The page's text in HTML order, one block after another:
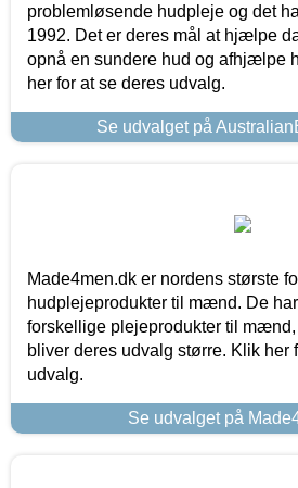
problemløsende hudpleje og det
1992. Det er deres mål at hjælpe
opnå en sundere hud og afhjælpe
her for at se deres udvalg.
Se udvalget på
Made4men.dk er nordens største
hudplejeprodukter til mænd. De
forskellige plejeprodukter til
bliver deres udvalg større. Klik her
udvalg.
Se udvalget på